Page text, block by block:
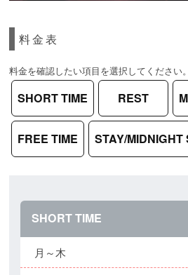
料金表
料金を確認したい項目を選択してください。
SHORT TIME REST
FREE TIME STAY/MIDNIGHT
SHORT TIME
月～木